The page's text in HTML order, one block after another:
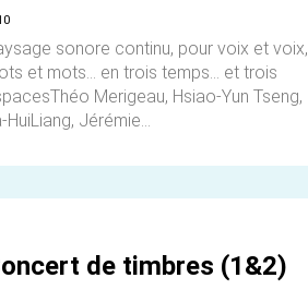
sonore continu, pour voix et voix,
et mots... en trois temps... et trois
Merigeau, Hsiao-Yun Tseng,
HuiLiang, Jérémie...
de timbres (1&2)